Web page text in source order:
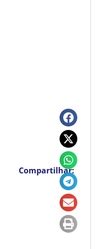
Compartilhar: